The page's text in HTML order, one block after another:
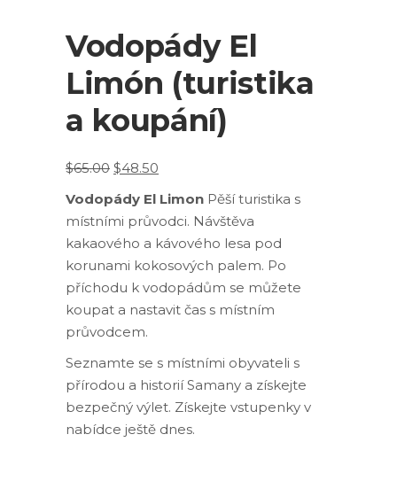
Vodopády El
Limón (turistika
a koupání)
$65.00 Original
was:
$65.00.
$48.50
price
Vodopády El Limon Pěší turistika s
místními průvodci. Návštěva
kakaového a kávového lesa pod
korunami kokosových palem. Po
příchodu k vodopádům se můžete
koupat a nastavit čas s místním
průvodcem.
Seznamte se s místními obyvateli s
přírodou a historií Samany a získejte
bezpečný výlet. Získejte vstupenky v
nabídce ještě dnes.